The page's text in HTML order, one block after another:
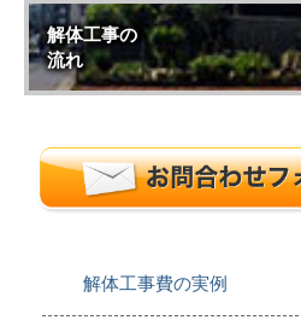
解体工事の
流れ
解体工事費の実例